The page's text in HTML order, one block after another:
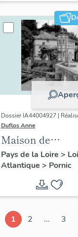
Dossier IA44004927 |
Duflos Anne
Maison de
villégiature
balnéaire dite
du Barre, place du
Petit-Nice
Pays de la Loire >
Atlantique > Pornic
1 2 ... 3